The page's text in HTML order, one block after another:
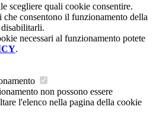
scegliere quali cookie consentire.
consentono il funzionamento della
necessari al funzionamento potete
.
non possono essere
l'elenco nella pagina della cookie